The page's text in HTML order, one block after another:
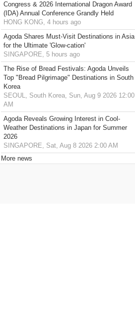
Congress & 2026 International Dragon Award
(IDA) Annual Conference Grandly Held
HONG KONG, 4 hours ago
Agoda Shares Must-Visit Destinations in Asia
for the Ultimate 'Glow-cation'
SINGAPORE, 5 hours ago
The Rise of Bread Festivals: Agoda Unveils
Top "Bread Pilgrimage" Destinations in South
Korea
SEOUL, South Korea, Sun, Aug 9 2026 12:00
AM
Agoda Reveals Growing Interest in Cool-
Weather Destinations in Japan for Summer
2026
SINGAPORE, Sat, Aug 8 2026 2:00 AM
More news